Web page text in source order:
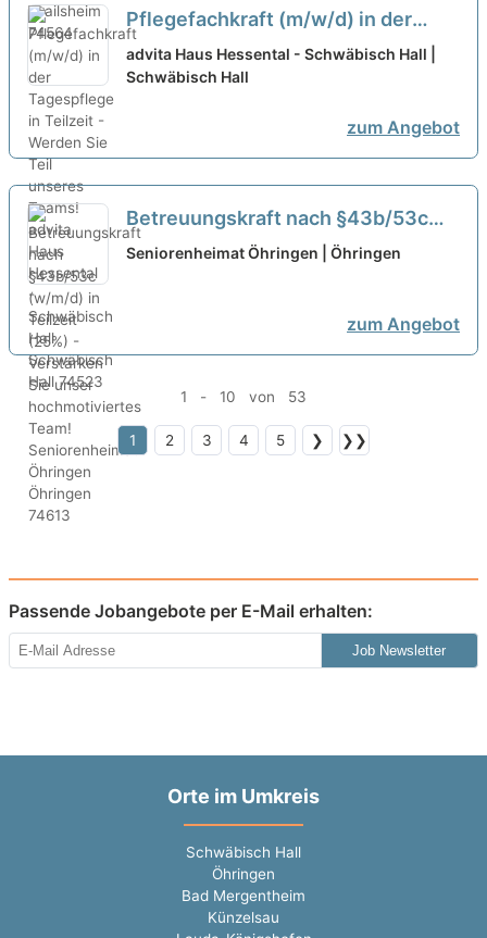
Pflegefachkraft (m/w/d) in der
Tagespflege in Teilzeit - Werden
Sie Teil unseres Teams!
advita Haus Hessental - Schwäbisch Hall |
Schwäbisch Hall
zum Angebot
Betreuungskraft nach §43b/53c
(w/m/d) in Teilzeit (25%) -
Seniorenheimat Öhringen | Öhringen
zum Angebot
1 - 10 von 53
1 2 3 4 5 ❯ ❯❯
Passende Jobangebote per E-Mail erhalten:
Job Newsletter
Orte im Umkreis
Schwäbisch Hall
Öhringen
Bad Mergentheim
Künzelsau